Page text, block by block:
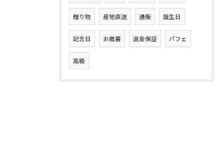
贈り物 産地直送 通販 誕生日
記念日 お歳暮 返金保証 パフェ
高級